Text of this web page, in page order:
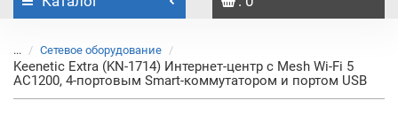
... Сетевое оборудование
Keenetic Extra (KN-1714) Интернет-центр с Mesh Wi-Fi 5
AC1200, 4-портовым Smart-коммутатором и портом USB